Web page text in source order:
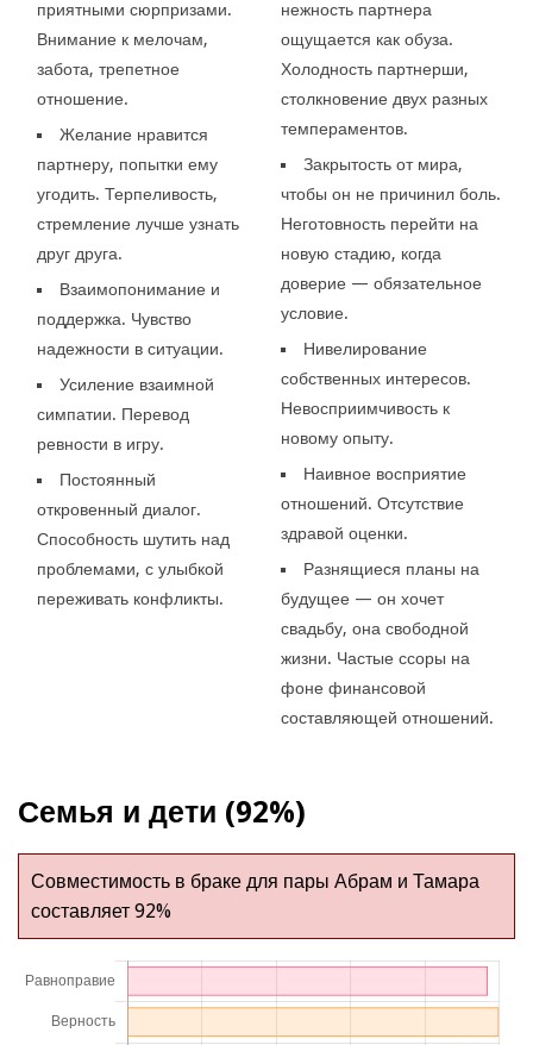
приятными сюрпризами.
Внимание к мелочам,
забота, трепетное
отношение.
Желание нравится
партнеру, попытки ему
угодить. Терпеливость,
стремление лучше узнать
друг друга.
Взаимопонимание и
поддержка. Чувство
надежности в ситуации.
Усиление взаимной
симпатии. Перевод
ревности в игру.
Постоянный
откровенный диалог.
Способность шутить над
проблемами, с улыбкой
переживать конфликты.
нежность партнера
ощущается как обуза.
Холодность партнерши,
столкновение двух разных
темпераментов.
Закрытость от мира,
чтобы он не причинил боль.
Неготовность перейти на
новую стадию, когда
доверие — обязательное
условие.
Нивелирование
собственных интересов.
Невосприимчивость к
новому опыту.
Наивное восприятие
отношений. Отсутствие
здравой оценки.
Разнящиеся планы на
будущее — он хочет
свадьбу, она свободной
жизни. Частые ссоры на
фоне финансовой
составляющей отношений.
Семья и дети (92%)
Совместимость в браке для пары Абрам и Тамара
составляет 92%